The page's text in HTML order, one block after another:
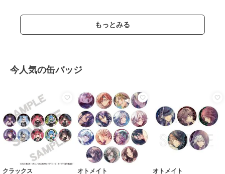
もっとみる
今人気の缶バッジ
クラックス オトメイト オトメイト